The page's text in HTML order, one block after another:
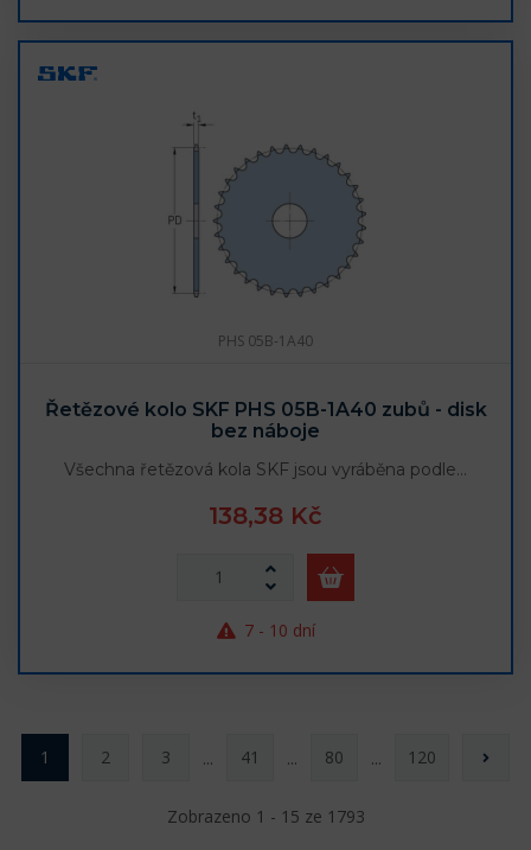
PHS 05B-1A40
Řetězové kolo SKF PHS 05B-1A40 zubů - disk
bez náboje
Všechna řetězová kola SKF jsou vyráběna podle…
138,38 Kč
7 - 10 dní
Zobrazeno 1 - 15 ze 1793
1 2 3 ... 41 ... 80 ... 120